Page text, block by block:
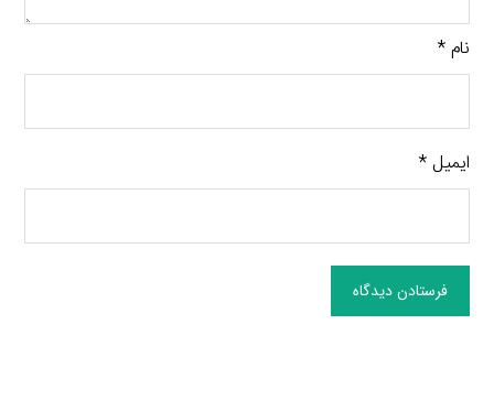
نام*
ایمیل*
فرستادن دیدگاه